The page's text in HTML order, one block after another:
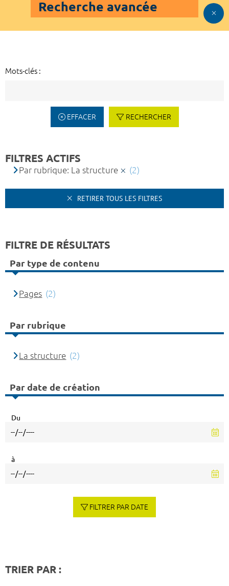
Recherche avancée
Mots-clés :
EFFACER RECHERCHER
FILTRES ACTIFS
Par rubrique: La structure (2)
RETIRER TOUS LES FILTRES
FILTRE DE RÉSULTATS
Par type de contenu
Pages (2)
Par rubrique
La structure (2)
Par date de création
Du
à
FILTRER PAR DATE
TRIER PAR :